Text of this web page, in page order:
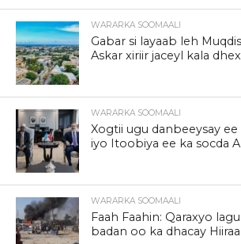
WARARKA SOOMAALI
Gabar si layaab leh
Askar xiriir jaceyl kala
WARARKA SOOMAALI
Xogtii ugu danbeeysay ee
iyo Itoobiya ee ka socda
WARARKA SOOMAALI
Faah Faahin: Qaraxyo
badan oo ka dhacay